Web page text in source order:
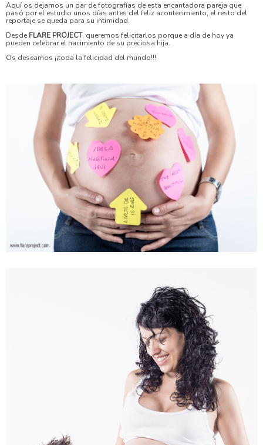
Aquí os dejamos un par de fotografías de esta encantadora pareja que
pasó por el estudio unos días antes del feliz acontecimiento, el resto del
reportaje se queda para su intimidad.
Desde FLARE PROJECT, queremos felicitarlos porque a día de hoy ya
pueden celebrar el nacimiento de su preciosa hija.
Os deseamos ¡¡toda la felicidad del mundo!!!